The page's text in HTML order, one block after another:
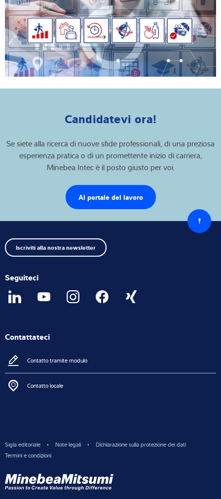
Candidatevi ora!
Se siete alla ricerca di nuove sfide professionali, di una preziosa
esperienza pratica o di un promettente inizio di carriera,
Minebea Intec è il posto giusto per voi.
Al portale del lavoro
Torna
Iscriviti alla nostra newsletter
Seguiteci
Contattateci
Contatto tramite modulo
Contatto locale
Sigla editoriale Note legali
Dichiarazione sulla protezione dei dati
Termini e condizioni